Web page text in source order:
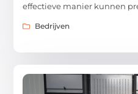
effectieve manier kunnen
Bedrijven